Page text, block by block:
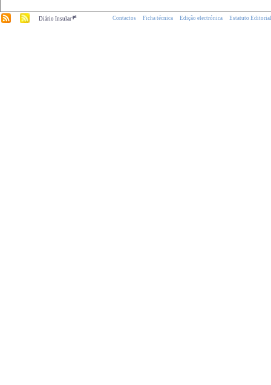
Diário Insular.pt Contactos Ficha técnica Edição electrónica Estatuto Editorial